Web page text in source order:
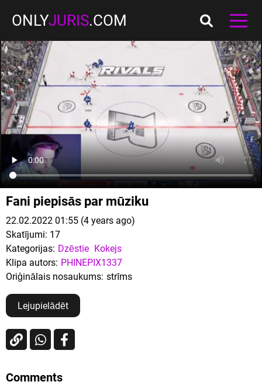
ONLYJURIS.COM
Fani piepisās par mūziku
22.02.2022 01:55 (4 years ago)
Skatījumi: 17
Kategorijas: Dzēstie Kokejs
Klipa autors: PHINEPIX1337
Oriģinālais nosaukums: strīms
Lejupielādēt
Comments